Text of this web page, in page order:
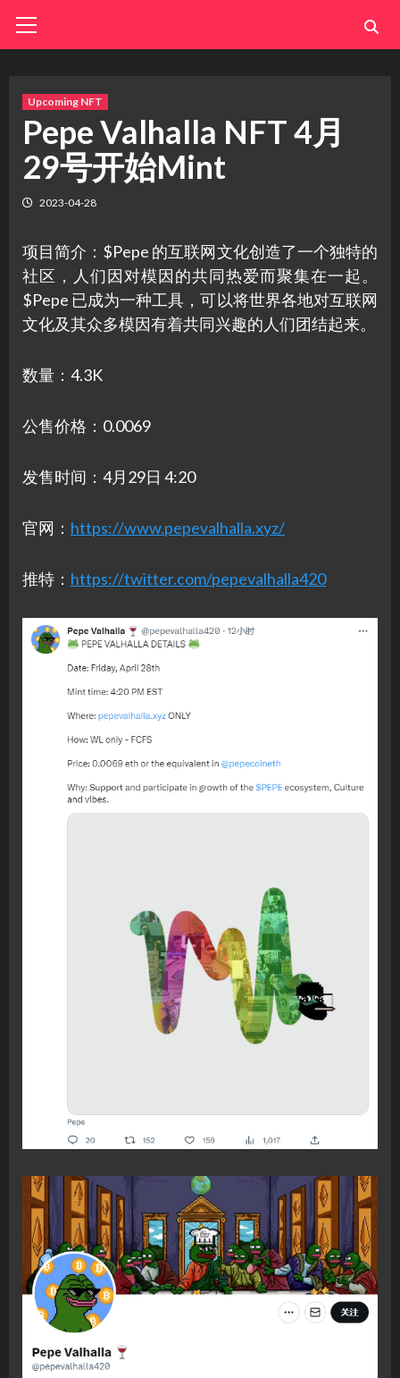
Menu
Upcoming NFT
Pepe Valhalla NFT 4月
29号开始Mint
2023-04-28
项目简介：$Pepe 的互联网文化创造了一个独特的
社区，人们因对模因的共同热爱而聚集在一起。
$Pepe 已成为一种工具，可以将世界各地对互联网
文化及其众多模因有着共同兴趣的人们团结起来。
数量：4.3K
公售价格：0.0069
发售时间：4月29日 4:20
官网： https://www.pepevalhalla.xyz/
推特： https://twitter.com/pepevalhalla420